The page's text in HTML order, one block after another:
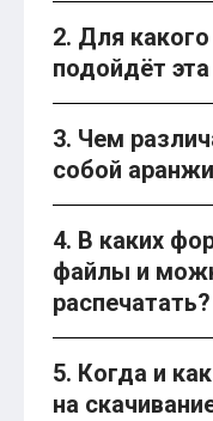
2. Для
подойдёт
3. Чем
собой
4. В каких
файлы и
распечатать?
5. Когда и
на